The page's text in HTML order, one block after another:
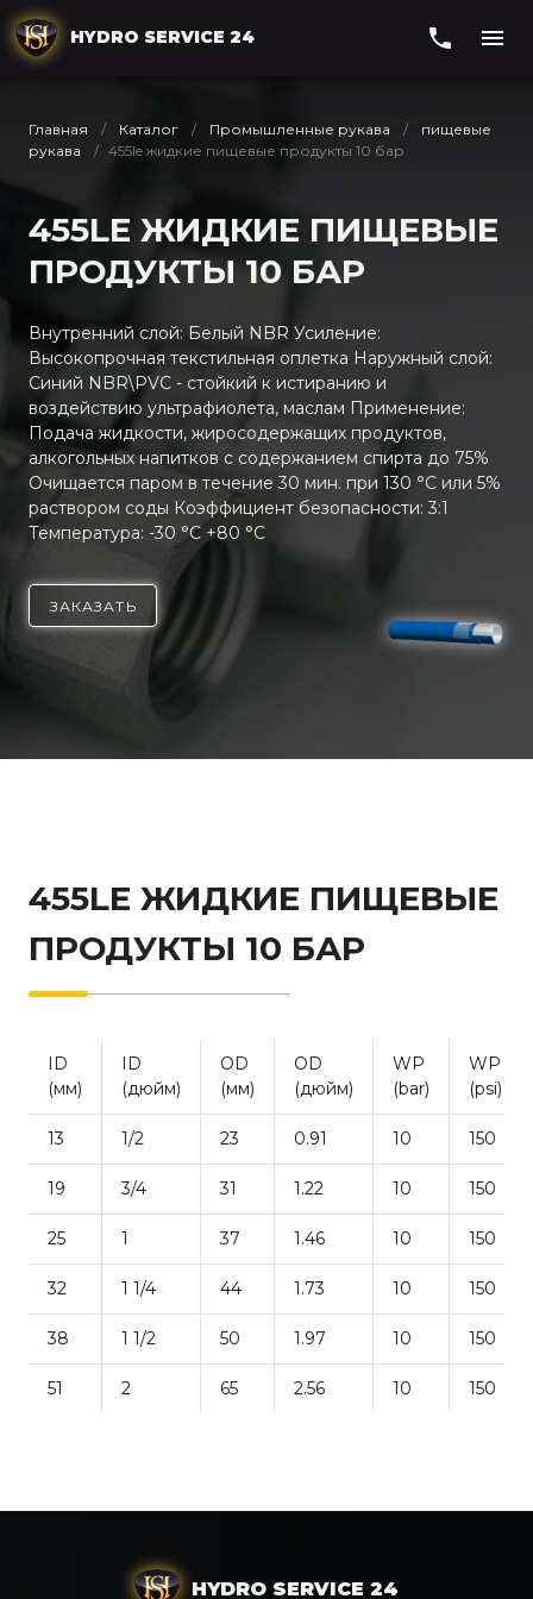
HYDRO SERVICE 24
Главная Каталог Промышленные рукава
пищевые
рукава
455le жидкие пищевые продукты 10 бар
455LE ЖИДКИЕ ПИЩЕВЫЕ
ПРОДУКТЫ 10 БАР
Внутренний слой: Белый NBR Усиление:
Высокопрочная текстильная оплетка Наружный слой:
Синий NBR\PVC - стойкий к истиранию и
воздействию ультрафиолета, маслам Применение:
Подача жидкости, жиросодержащих продуктов,
алкогольных напитков с содержанием спирта до 75%
Очищается паром в течение 30 мин. при 130 °C или 5%
раствором соды Коэффициент безопасности: 3:1
Температура: -30 °C +80 °C
ЗАКАЗАТЬ
455LE ЖИДКИЕ ПИЩЕВЫЕ
ПРОДУКТЫ 10 БАР
ID
(мм)
ID
(дюйм)
OD
(мм)
OD
(дюйм)
WP
(bar)
WP
(psi)
13 1/2 23 0.91 10 150
19 3/4 31 1.22 10 150
25 1 37 1.46 10 150
32 1 1/4 44 1.73 10 150
38 1 1/2 50 1.97 10 150
51 2 65 2.56 10 150
HYDRO SERVICE 24